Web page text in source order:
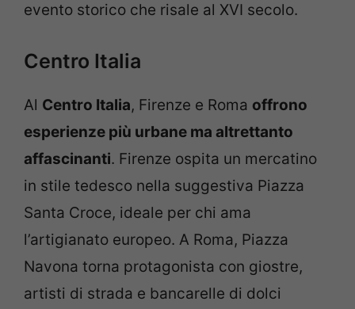
evento storico che risale al XVI secolo.
Centro Italia
Al Centro Italia, Firenze e Roma offrono
esperienze più urbane ma altrettanto
affascinanti. Firenze ospita un mercatino
in stile tedesco nella suggestiva Piazza
Santa Croce, ideale per chi ama
l’artigianato europeo. A Roma, Piazza
Navona torna protagonista con giostre,
artisti di strada e bancarelle di dolci